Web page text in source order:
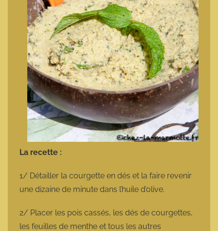
La recette :
1/ Détailler la courgette en dés et la faire revenir
une dizaine de minute dans l’huile d’olive.
2/ Placer les pois cassés, les dés de courgettes,
les feuilles de menthe et tous les autres